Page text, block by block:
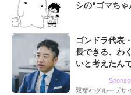
シの“ゴマち
ゴンドラ代表
長できる、わ
いと考えたん
双葉社グループサ